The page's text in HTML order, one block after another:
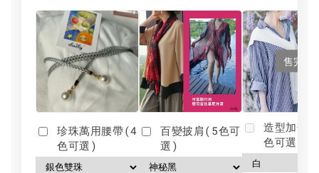
珍珠萬用腰帶(4
色可選)
百變披肩(5色可
選)
售完
造型加分
色可選)